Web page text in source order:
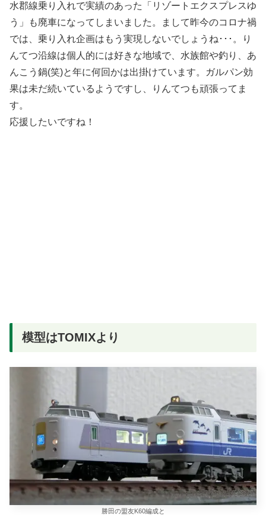
水郡線乗り入れで実績のあった「リゾートエクスプレスゆ
う」も廃車になってしまいました。まして昨今のコロナ禍
では、乗り入れ企画はもう実現しないでしょうね･･･。り
んてつ沿線は個人的には好きな地域で、水族館や釣り、あ
んこう鍋(笑)と年に何回かは出掛けています。ガルパン効
果は未だ続いているようですし、りんてつも頑張ってま
す。
応援したいですね！
模型はTOMIXより
勝田の盟友K60編成と